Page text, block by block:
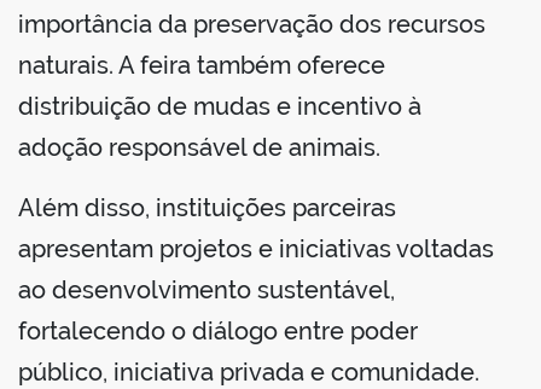
importância da preservação dos recursos
naturais. A feira também oferece
distribuição de mudas e incentivo à
adoção responsável de animais.
Além disso, instituições parceiras
apresentam projetos e iniciativas voltadas
ao desenvolvimento sustentável,
fortalecendo o diálogo entre poder
público, iniciativa privada e comunidade.